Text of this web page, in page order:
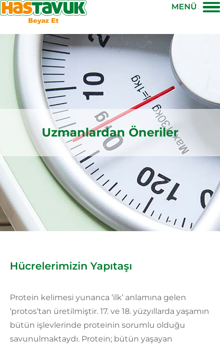
MENÜ
Uzmanlardan Öneriler
Hücrelerimizin Yapıtaşı
Protein kelimesi yunanca ‘ilk’ anlamına gelen
‘protos’tan üretilmiştir. 17. ve 18. yüzyıllarda yaşamın
bütün işlevlerinde proteinin sorumlu olduğu
savunulmaktaydı. Protein; bütün yaşayan